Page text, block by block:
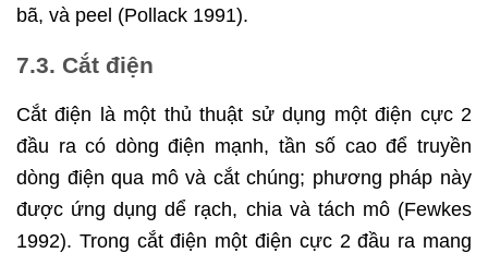
bã, và peel (Pollack 1991).
7.3. Cắt điện
Cắt điện là một thủ thuật sử dụng một điện cực 2
đầu ra có dòng điện mạnh, tần số cao để truyền
dòng điện qua mô và cắt chúng; phương pháp này
được ứng dụng dể rạch, chia và tách mô (Fewkes
1992). Trong cắt điện một điện cực 2 đầu ra mang